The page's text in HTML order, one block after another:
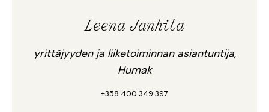
Leena Janhila
yrittäjyyden ja liiketoiminnan asiantuntija,
Humak
+358 400 349 397